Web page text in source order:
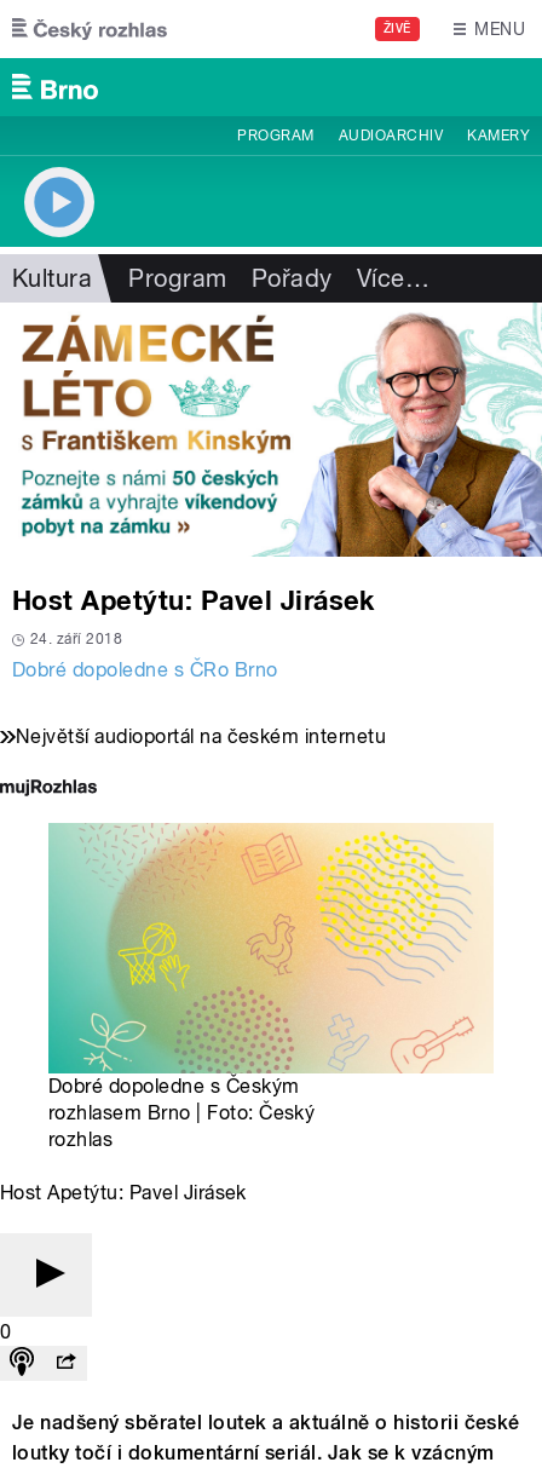
Přejít k hlavnímu obsahu
ŽIVĚ MENU
PROGRAM AUDIOARCHIV KAMERY
Kultura Program Pořady Více…
Host Apetýtu: Pavel Jirásek
24. září 2018
Dobré dopoledne s ČRo Brno
Největší audioportál na českém internetu
Dobré dopoledne s Českým
rozhlasem Brno | Foto: Český
rozhlas
Host Apetýtu: Pavel Jirásek
0
Je nadšený sběratel loutek a aktuálně o historii české
loutky točí i dokumentární seriál. Jak se k vzácným